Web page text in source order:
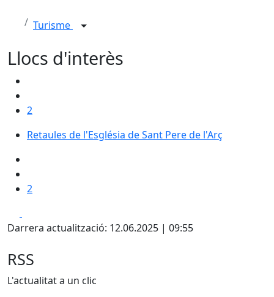
Turisme
Llocs d'interès
2
Retaules de l'Església de Sant Pere de l'Arç
Retaules de l'Església de Sant Pere de l'Arç
2
Darrera actualització: 12.06.2025 | 09:55
RSS
L'actualitat a un clic